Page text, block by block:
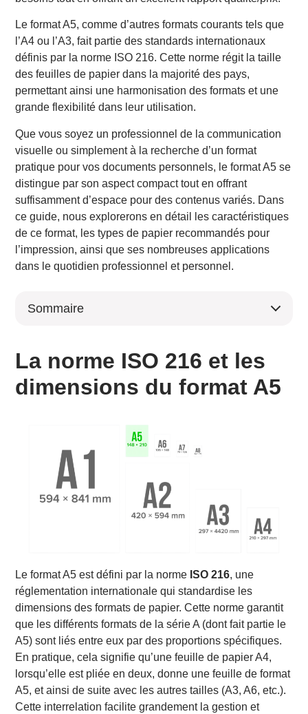
Le format A5, comme d’autres formats courants tels que
l’A4 ou l’A3, fait partie des standards internationaux
définis par la norme ISO 216. Cette norme régit la taille
des feuilles de papier dans la majorité des pays,
permettant ainsi une harmonisation des formats et une
grande flexibilité dans leur utilisation.
Que vous soyez un professionnel de la communication
visuelle ou simplement à la recherche d’un format
pratique pour vos documents personnels, le format A5 se
distingue par son aspect compact tout en offrant
suffisamment d’espace pour des contenus variés. Dans
ce guide, nous explorerons en détail les caractéristiques
de ce format, les types de papier recommandés pour
l’impression, ainsi que ses nombreuses applications
dans le quotidien professionnel et personnel.
Sommaire
Comparaison avec d’autres formats
Utilisations courantes des documents au format A5
Brochures, flyers et livrets
Types de papier pour le format A5
Papier couché vs non couché
Grammage du papier pour les impressions au
format A5
Papier recyclé et écologique
Avantages de l’impression au format A5
1. Compact et pratique
2. Économie de papier et réduction des coûts
3. Polyvalence
Inconvénients de l’impression au format A5
1. Surface d’impression réduite
2. Limites pour des impressions visuelles
La norme ISO 216 et les
dimensions du format A5
Le format A5 est défini par la norme ISO 216, une
réglementation internationale qui standardise les
dimensions des formats de papier. Cette norme garantit
que les différents formats de la série A (dont fait partie le
A5) sont liés entre eux par des proportions spécifiques.
En pratique, cela signifie qu’une feuille de papier A4,
lorsqu’elle est pliée en deux, donne une feuille de format
A5, et ainsi de suite avec les autres tailles (A3, A6, etc.).
Cette interrelation facilite grandement la gestion et